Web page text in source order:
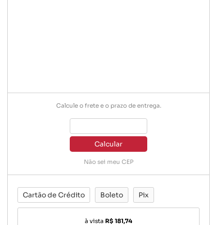
Calcule o frete e o prazo de entrega.
Calcular
Não sei meu CEP
Cartão de Crédito Boleto Pix
à vista R$ 181,74